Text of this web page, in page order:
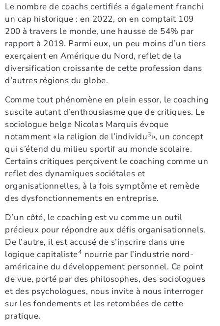
Le nombre de coachs certifiés a également franchi
un cap historique : en 2022, on en comptait 109
200 à travers le monde, une hausse de 54% par
rapport à 2019. Parmi eux, un peu moins d’un tiers
exerçaient en Amérique du Nord, reflet de la
diversification croissante de cette profession dans
d’autres régions du globe.
Comme tout phénomène en plein essor, le coaching
suscite autant d’enthousiasme que de critiques. Le
sociologue belge Nicolas Marquis évoque
notamment «la religion de l’individu3», un concept
qui s’étend du milieu sportif au monde scolaire.
Certains critiques perçoivent le coaching comme un
reflet des dynamiques sociétales et
organisationnelles, à la fois symptôme et remède
des dysfonctionnements en entreprise.
D’un côté, le coaching est vu comme un outil
précieux pour répondre aux défis organisationnels.
De l’autre, il est accusé de s’inscrire dans une
logique capitaliste4 nourrie par l’industrie nord-
américaine du développement personnel. Ce point
de vue, porté par des philosophes, des sociologues
et des psychologues, nous invite à nous interroger
sur les fondements et les retombées de cette
pratique.